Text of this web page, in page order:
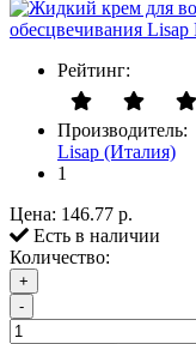
Рейтинг:
Производитель:
Lisap (Италия)
1
Цена: 146.77 р.
Есть в наличии
Количество:
+
-